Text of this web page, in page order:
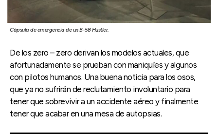
Cápsula de emergencia de un B-58 Hustler.
De los zero – zero derivan los modelos actuales, que
afortunadamente se prueban con maniquíes y algunos
con pilotos humanos. Una buena noticia para los osos,
que ya no sufrirán de reclutamiento involuntario para
tener que sobrevivir a un accidente aéreo y finalmente
tener que acabar en una mesa de autopsias.